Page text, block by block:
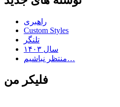
راهبری
Custom Styles
تلنگر
سال ۱۴۰۳
منتظر نباشیم…
فلیکر من